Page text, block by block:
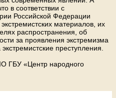
в соответствии с
Российской Федерации
материалов, их
распространения, об
за проявления экстремизма
преступления.
ГБУ «Центр народного